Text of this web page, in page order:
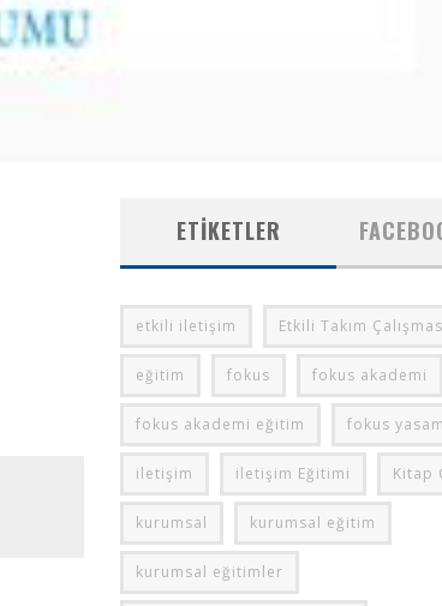
ETIKETLER
etkili iletişim Etkili Takım
eğitim fokus fokus akademi
fokus akademi eğitim fokus
iletişim iletişim Eğitimi Kitap
kurumsal kurumsal eğitim
kurumsal eğitimler